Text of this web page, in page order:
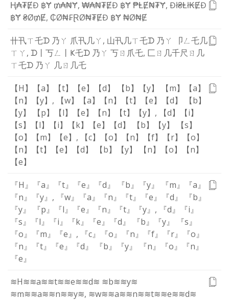
Ⱨ₳₮ɆĐ ฿Ɏ ₥₳₦Ɏ, ₩₳₦₮ɆĐ ฿Ɏ₱ⱠɆ₦₮Ɏ, Đł₴Ⱡł₭ɆĐ
฿Ɏ₴Ø₥Ɇ, ₵Ø₦₣ⱤØ₦₮ɆĐ ฿Ɏ₦Ø₦Ɇ
卄卂ㄒ乇ᗪ 乃ㄚ 爪卂几ㄚ , 山卂几ㄒ乇ᗪ 乃ㄚ 卩ㄥ乇几
ㄒ ㄚ , ᗪ 丨 丂ㄥ 丨 Ҝ乇ᗪ 乃ㄚ 丂ㄖ 爪乇, 匚ㄖ 几千尺 ㄖ 几
ㄒ乇ᗪ 乃ㄚ 几ㄖ 几乇
【H】 【a】 【t】 【e】 【d】 【b】 【y】 【m】
【a】
【n】
【y】 , 【w】 【a】 【n】 【t】 【e】 【d】
【b】
【y】
【p】 【l】 【e】 【n】 【t】 【y】 , 【d】
【i】
【s】
【l】 【i】 【k】 【e】 【d】 【b】 【y】
【s】
【o】
【m】 【e】 , 【c】 【o】 【n】 【f】 【r】
【o】
【n】
【t】 【e】 【d】 【b】 【y】 【n】 【o】
【n】
【e】
『H』 『a』 『t』 『e』 『d』 『b』 『y』 『m』
『a』
『n』
『y』 , 『w』 『a』 『n』 『t』 『e』 『d』
『b』
『y』
『p』 『l』 『e』 『n』 『t』 『y』 , 『d』
『i』
『s』
『l』 『i』 『k』 『e』 『d』 『b』 『y』
『s』
『o』
『m』 『e』 , 『c』 『o』 『n』 『f』 『r』
『o』
『n』
『t』 『e』 『d』 『b』 『y』 『n』 『o』
『n』
『e』
≋H≋≋a≋≋t≋≋e≋≋d≋ ≋b≋≋y≋
≋m≋≋a≋≋n≋≋y≋, ≋w≋≋a≋≋n≋≋t≋≋e≋≋d≋